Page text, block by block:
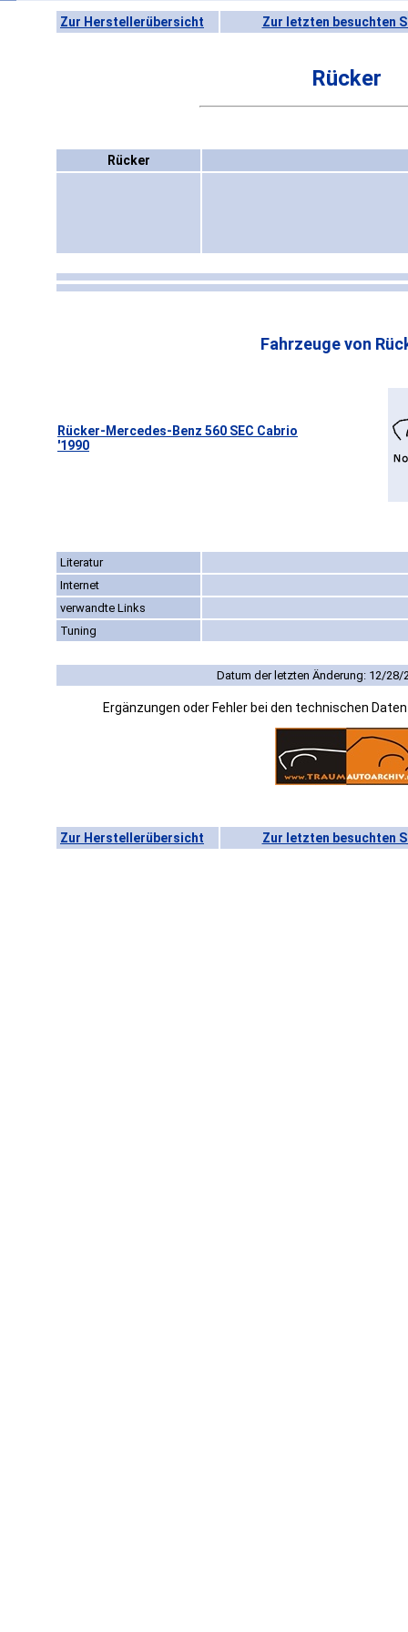
Zur Herstellerübersicht Zur letzten besuchten
Rücker
Rücker
Fahrzeuge von
Rücker-Mercedes-Benz 560 SEC Cabrio
'1990
Literatur
Internet
verwandte Links
Tuning
Datum der letzten Änderung: 12/28/
Ergänzungen oder Fehler bei den technischen
Zur Herstellerübersicht Zur letzten besuchten